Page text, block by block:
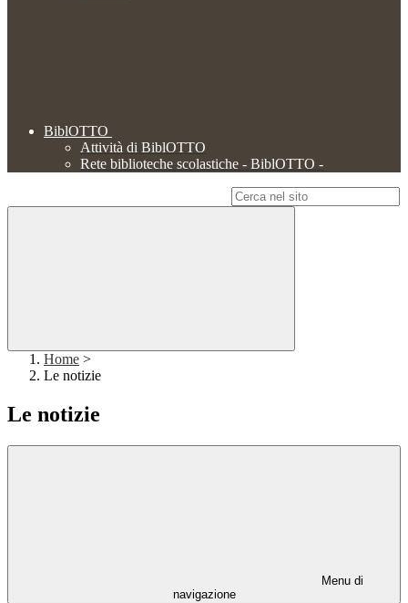
BiblOTTO
Attività di BiblOTTO
Rete biblioteche scolastiche - BiblOTTO -
Home >
Le notizie
Le notizie
Menu di
navigazione